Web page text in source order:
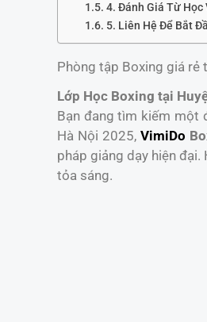
4. Đánh Giá Từ Học
5. Liên Hệ Để Bắt
Phòng tập Boxing giá rẻ
Lớp Học Boxing tại
Bạn đang tìm kiếm một
Hà Nội 2025, VimiDo
pháp giảng dạy hiện
tỏa sáng.